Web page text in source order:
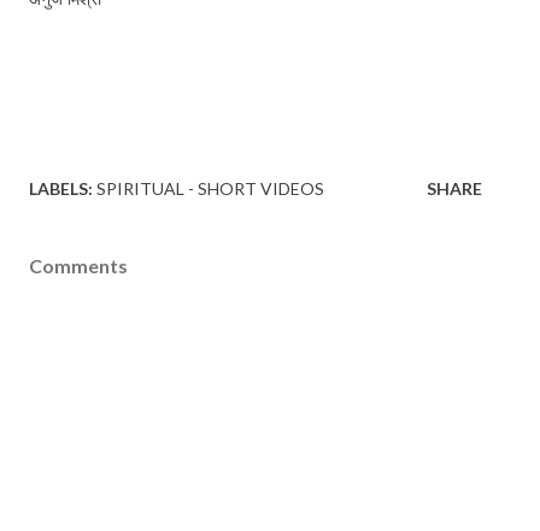
LABELS: SPIRITUAL - SHORT VIDEOS SHARE
Comments